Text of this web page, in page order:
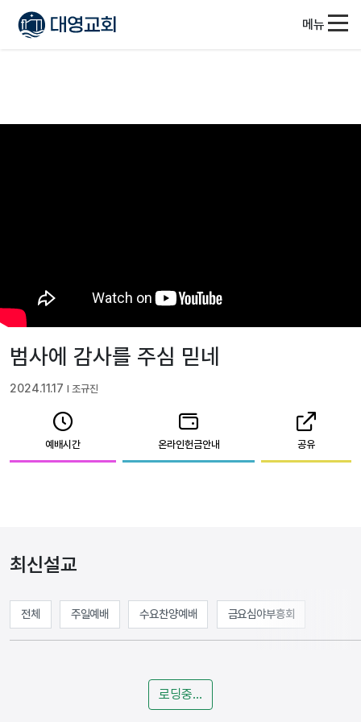
메뉴
범사에 감사를 주심 믿네
2024.11.17 l 조규진
예배시간 온라인헌금안내 공유
최신설교
전체 주일예배 수요찬양예배 금요심야부흥회
로딩중...